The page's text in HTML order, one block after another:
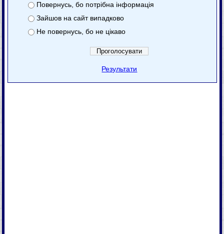
Повернусь, бо потрібна інформація
Зайшов на сайт випадково
Не повернусь, бо не цікаво
Результати